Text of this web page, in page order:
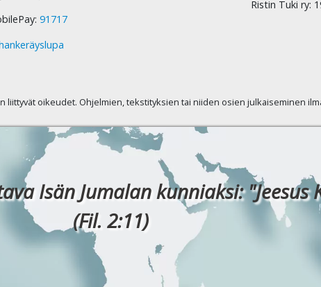
91717
Ristin Tuki ry:
liittyvät oikeudet. Ohjelmien, tekstityksien tai niiden osien julkaiseminen
Isän Jumalan kunniaksi: "Jeesus
(Fil. 2:11)